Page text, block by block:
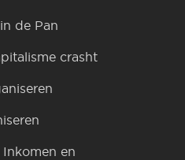
de Pan
crasht
en